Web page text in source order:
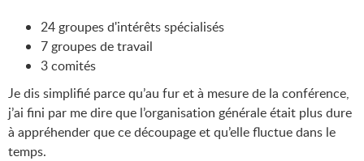
24 groupes d'intérêts spécialisés
7 groupes de travail
3 comités
Je dis simplifié parce qu’au fur et à mesure de la conférence,
j’ai fini par me dire que l’organisation générale était plus dure
à appréhender que ce découpage et qu’elle fluctue dans le
temps.